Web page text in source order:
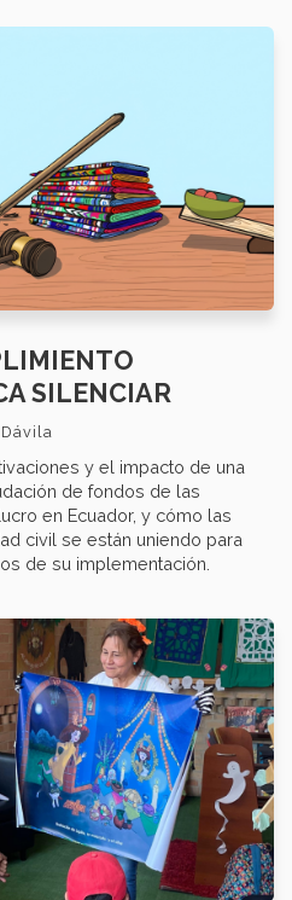
SILENCIAR
y el impacto de una
de fondos de las
en Ecuador, y cómo las
civil se están uniendo para
de su implementación.